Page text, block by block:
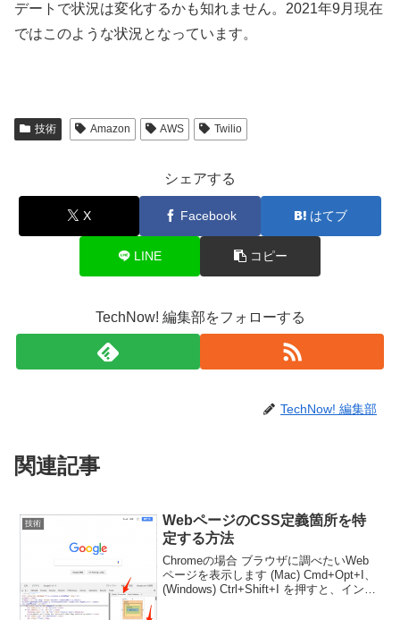
デートで状況は変化するかも知れません。2021年9月現在
ではこのような状況となっています。
技術 Amazon AWS Twilio
シェアする
X Facebook はてブ
LINE コピー
TechNow! 編集部をフォローする
TechNow! 編集部
関連記事
技術
WebページのCSS定義箇所を特
定する方法
Chromeの場合 ブラウザに調べたいWeb
ページを表示します (Mac) Cmd+Opt+I、
(Windows) Ctrl+Shift+I を押すと、インス